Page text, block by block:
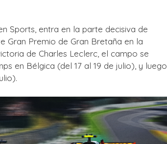
Sports, entra en la parte decisiva de
Gran Premio de Gran Bretaña en la
de Charles Leclerc, el campo se
en Bélgica (del 17 al 19 de julio), y luego